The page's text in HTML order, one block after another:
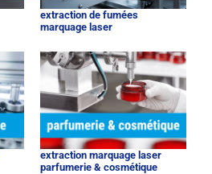
extraction de fumées
marquage laser
extraction marquage laser
parfumerie & cosmétique